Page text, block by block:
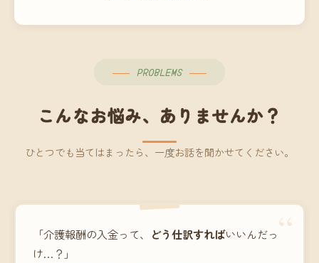
PROBLEMS
こんなお悩み、ありませんか？
ひとつでも当てはまったら、一度お話を聞かせてください。
“
「介護報酬の入金って、 どう仕訳すればいいんだっ
け…？」